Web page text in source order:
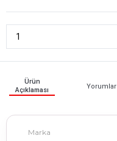
Ürün
Açıklaması
Yorumlar
Marka